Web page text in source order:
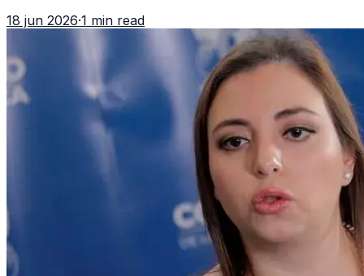
importar edad.
18 jun 2026·1 min read